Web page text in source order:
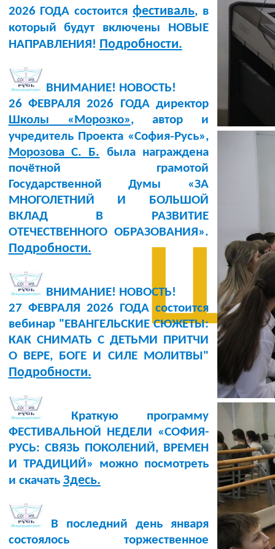
2026 ГОДА состоитсяфестиваль, в
который будут включены НОВЫЕ
НАПРАВЛЕНИЯ! Подробности.
ВНИМАНИЕ! НОВОСТЬ!
26 ФЕВРАЛЯ 2026 ГОДА директор
Школы «Морозко», автор и
учредитель Проекта «София‑Русь»,
Морозова С. Б. была награждена
почётной грамотой
Государственной Думы «ЗА
МНОГОЛЕТНИЙ И БОЛЬШОЙ
ВКЛАД В РАЗВИТИЕ
ОТЕЧЕСТВЕННОГО ОБРАЗОВАНИЯ».
Подробности.
ВНИМАНИЕ! НОВОСТЬ!
27 ФЕВРАЛЯ 2026 ГОДА состоится
вебинар "ЕВАНГЕЛЬСКИЕ СЮЖЕТЫ:
КАК СНИМАТЬ С ДЕТЬМИ ПРИТЧИ
О ВЕРЕ, БОГЕ И СИЛЕ МОЛИТВЫ"
Подробности.
Краткую программу
ФЕСТИВАЛЬНОЙ НЕДЕЛИ «СОФИЯ-
РУСЬ: СВЯЗЬ ПОКОЛЕНИЙ, ВРЕМЕН
И ТРАДИЦИЙ» можно посмотреть
и скачать Здесь.
В последний день января
состоялось торжественное